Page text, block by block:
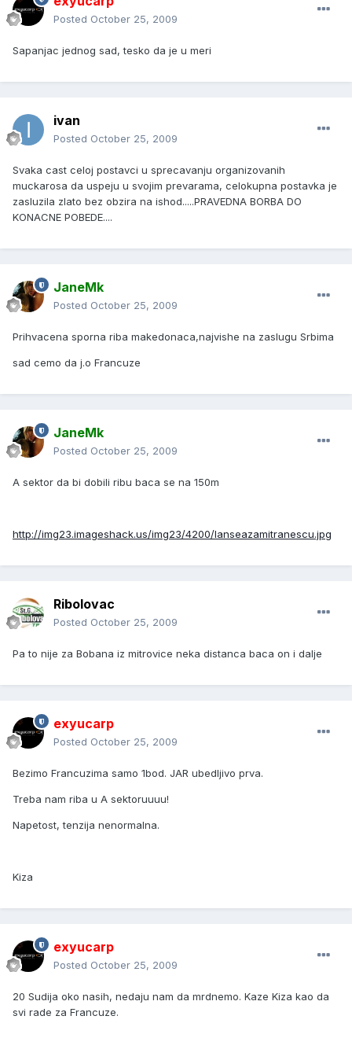
Posted October 25, 2009
Sapanjac jednog sad, tesko da je u meri
ivan
Posted October 25, 2009
Svaka cast celoj postavci u sprecavanju organizovanih
muckarosa da uspeju u svojim prevarama, celokupna postavka je
zasluzila zlato bez obzira na ishod.....PRAVEDNA BORBA DO
KONACNE POBEDE....
JaneMk
Posted October 25, 2009
Prihvacena sporna riba makedonaca,najvishe na zaslugu Srbima
sad cemo da j.o Francuze
JaneMk
Posted October 25, 2009
A sektor da bi dobili ribu baca se na 150m
http://img23.imageshack.us/img23/4200/lanseazamitranescu.jpg
Ribolovac
Posted October 25, 2009
Pa to nije za Bobana iz mitrovice neka distanca baca on i dalje
exyucarp
Posted October 25, 2009
Bezimo Francuzima samo 1bod. JAR ubedljivo prva.
Treba nam riba u A sektoruuuu!
Napetost, tenzija nenormalna.
Kiza
exyucarp
Posted October 25, 2009
20 Sudija oko nasih, nedaju nam da mrdnemo. Kaze Kiza kao da
svi rade za Francuze.